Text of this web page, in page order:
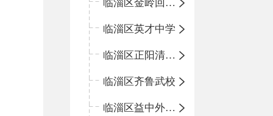
临淄区金岭回族镇中心学校
临淄区英才中学
临淄区正阳清北实验学校
临淄区齐鲁武校
临淄区益中外语学校